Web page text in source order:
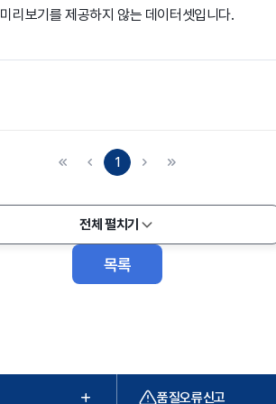
미리보기를 제공하지 않는 데이터셋입니다.
1
전체 펼치기
목록
품질오류신고